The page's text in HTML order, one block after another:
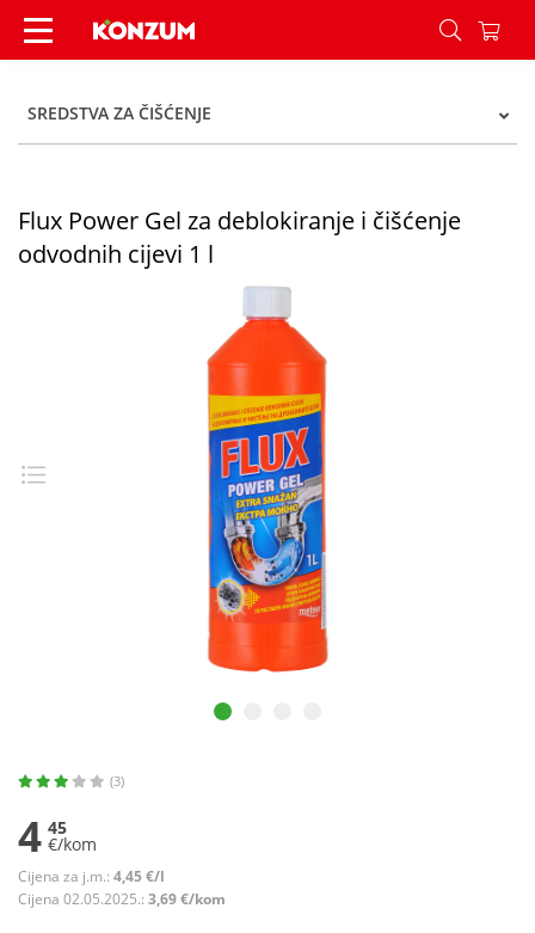
Flux Power Gel za deblokiranje i čišćenje
SREDSTVA ZA ČIŠĆENJE
Flux Power Gel za deblokiranje i čišćenje
odvodnih cijevi 1 l
(3)
4 45
€/kom
Cijena za j.m.: 4,45 €/l
Cijena 02.05.2025.: 3,69 €/kom